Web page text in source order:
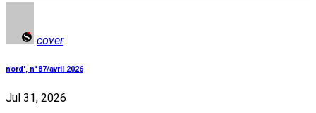
cover
nord', n°87/avril 2026
Jul 31, 2026